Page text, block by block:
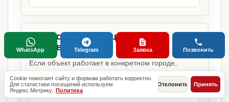
Городские страницы по этому
направлению
Если объект работает в конкретном городе,
можно сразу открыть релевантную городскую
страницу.
Cookie помогают сайту и формам работать корректно.
Для статистики посещений используем
Яндекс.Метрику. Политика
Отклонить Принять
WhatsApp Telegram Заявка Позвонить